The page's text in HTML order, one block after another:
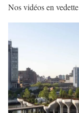
Nos vidéos en vedette